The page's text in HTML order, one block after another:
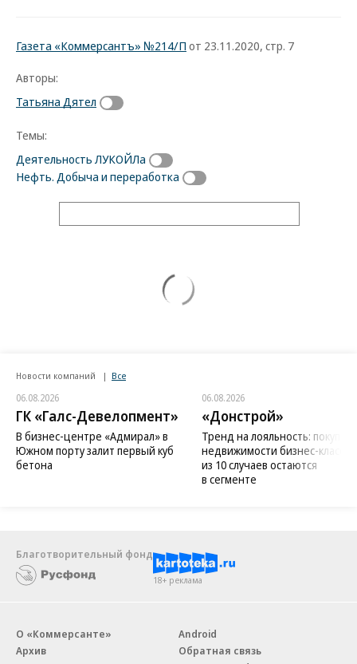
Газета «Коммерсантъ» №214/П от 23.11.2020, стр. 7
Авторы:
Татьяна Дятел
Темы:
Деятельность ЛУКОЙЛа
Нефть. Добыча и переработка
Новости компаний Все
06.08.2026
ГК «Галс-Девелопмент»
В бизнес-центре «Адмирал» в
Южном порту залит первый куб
бетона
06.08.2026
«Донстрой»
Тренд на лояльность:
недвижимости бизнес-класса
из 10 случаев остаются
в сегменте
Благотворительный фонд
18+ реклама
О «Коммерсанте»
Архив
Android
Обратная связь